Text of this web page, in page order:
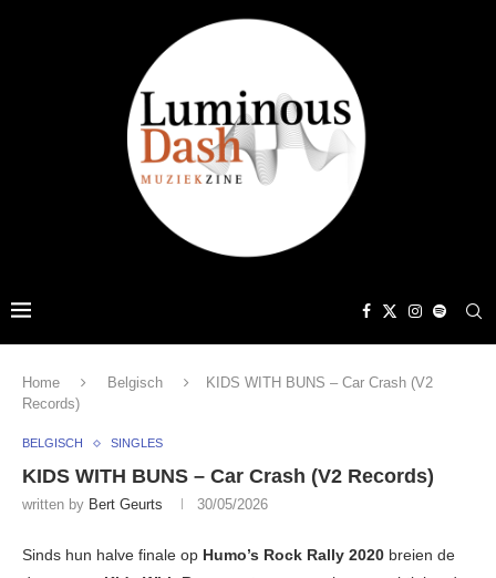
Home Belgisch
KIDS WITH BUNS – Car Crash (V2
Records)
BELGISCH SINGLES
KIDS WITH BUNS – Car Crash (V2 Records)
written by Bert Geurts 30/05/2026
Sinds hun halve finale op Humo’s Rock Rally 2020 breien de